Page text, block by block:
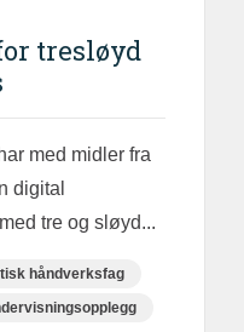
tresløyd
med midler fra
digital
tre og sløyd...
håndverksfag